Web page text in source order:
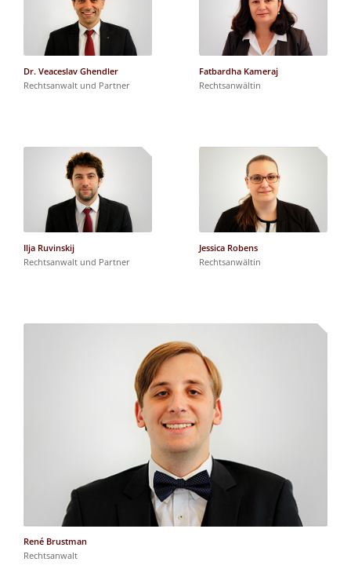
Dr. Veaceslav Ghendler
Rechtsanwalt und Partner
Fatbardha Kameraj
Rechtsanwältin
Ilja Ruvinskij
Rechtsanwalt und Partner
Jessica Robens
Rechtsanwältin
René Brustman
Rechtsanwalt